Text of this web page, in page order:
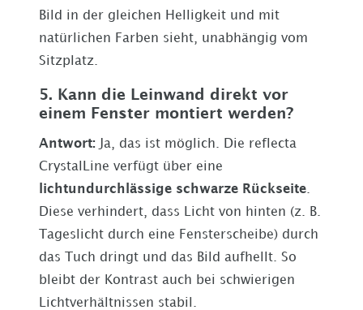
Bild in der gleichen Helligkeit und mit
natürlichen Farben sieht, unabhängig vom
Sitzplatz.
5. Kann die Leinwand direkt vor
einem Fenster montiert werden?
Antwort: Ja, das ist möglich. Die reflecta
CrystalLine verfügt über eine
lichtundurchlässige schwarze Rückseite
Diese verhindert, dass Licht von hinten (z. B.
Tageslicht durch eine Fensterscheibe) durch
das Tuch dringt und das Bild aufhellt. So
bleibt der Kontrast auch bei schwierigen
Lichtverhältnissen stabil.